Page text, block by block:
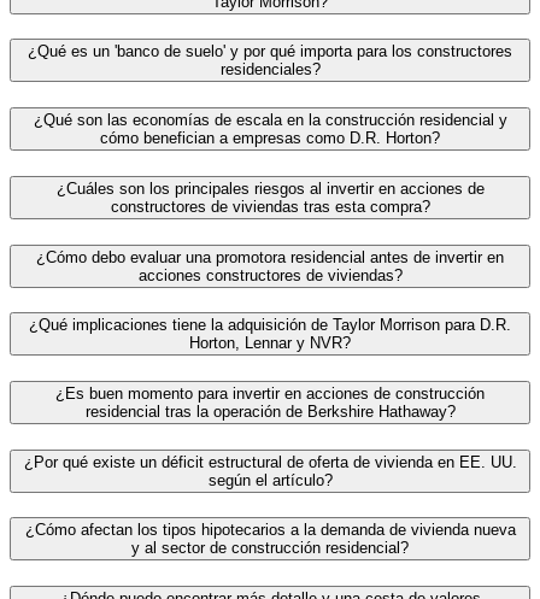
¿Qué es un 'banco de suelo' y por qué importa para los constructores
residenciales?
¿Qué son las economías de escala en la construcción residencial y
cómo benefician a empresas como D.R. Horton?
¿Cuáles son los principales riesgos al invertir en acciones de
constructores de viviendas tras esta compra?
¿Cómo debo evaluar una promotora residencial antes de invertir en
acciones constructores de viviendas?
¿Qué implicaciones tiene la adquisición de Taylor Morrison para D.R.
Horton, Lennar y NVR?
¿Es buen momento para invertir en acciones de construcción
residencial tras la operación de Berkshire Hathaway?
¿Por qué existe un déficit estructural de oferta de vivienda en EE. UU.
según el artículo?
¿Cómo afectan los tipos hipotecarios a la demanda de vivienda nueva
y al sector de construcción residencial?